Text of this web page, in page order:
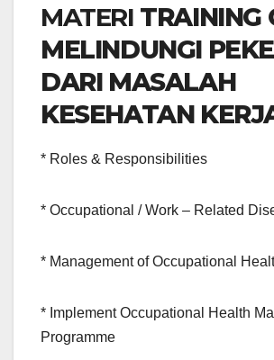
MATERI TRAINING
MELINDUNGI
DARI MASALAH
KESEHATAN
* Roles & Responsibilities
* Occupational / Work – Related
* Management of Occupational
* Implement Occupational Health
Programme